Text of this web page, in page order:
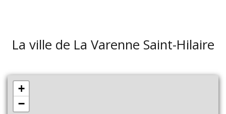
La ville de La Varenne Saint-Hilaire
+
−